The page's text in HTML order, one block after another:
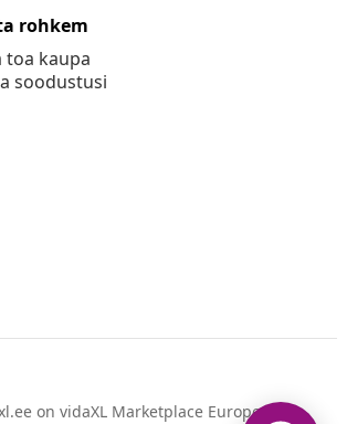
rohkem
toa kaupa
soodustusi
on vidaXL Marketplace Europe B.V.